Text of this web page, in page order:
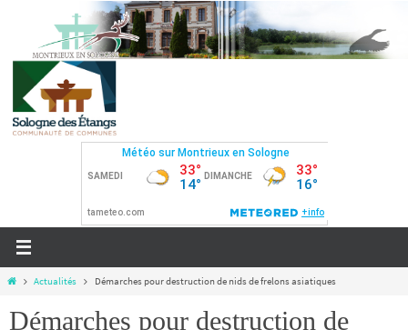
Actualités Démarches pour destruction de nids de frelons asiatiques
Démarches pour destruction de